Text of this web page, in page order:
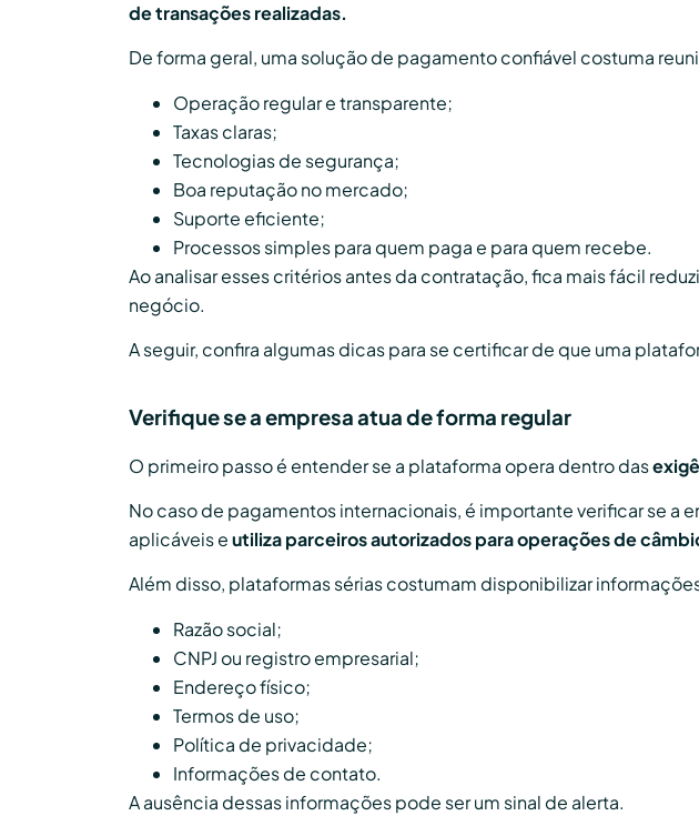
de transações realizadas.
De forma geral, uma solução de pagamento confiável costuma
Operação regular e transparente;
Taxas claras;
Tecnologias de segurança;
Boa reputação no mercado;
Suporte eficiente;
Processos simples para quem paga e para quem recebe.
Ao analisar esses critérios antes da contratação, fica mais fácil
negócio.
A seguir, confira algumas dicas para se certificar de que uma
Verifique se a empresa atua de forma regular
O primeiro passo é entender se a plataforma opera dentro das
No caso de pagamentos internacionais, é importante verificar se a
aplicáveis eutiliza parceiros autorizados para operações de
Além disso, plataformas sérias costumam disponibilizar
Razão social;
CNPJ ou registro empresarial;
Endereço físico;
Termos de uso;
Política de privacidade;
Informações de contato.
A ausência dessas informações pode ser um sinal de alerta.